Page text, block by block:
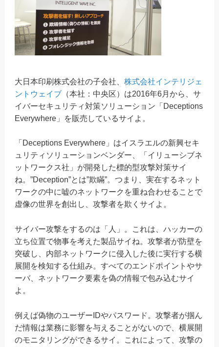
大日本印刷株式会社の子会社、 株式会社インテリジェ
ントウェイブ （本社：中央区）は2016年6月から、サ
イバーセキュリティ対策ソリューション「Deceptions
Everywhere」を販売しているサイよ。
「Deceptions Everywhere」はイスラエルの新興セキ
ュリティソリューションベンダー、「イリューシブネ
ットワークス社」が開発した標的型攻撃対策サイ
ね。”Deception”とは”欺瞞”。つまり、実在するネット
ワークの中に嘘のネットワークを重ね合わせることで
虚像の世界を創出し、攻撃者を欺くサイよ。
サイバー攻撃をするのは「人」。これは、ハッカーの
立ち位置で物事を考えた製品サイね。攻撃者が防壁を
突破し、内部ネットワークに侵入した後に実行する横
展開を検知する仕組み。すべてのエンドポイントやサ
ーバ、ネットワーク要素を偽の情報で包み込むサイ
よ。
例えば偽物のユーザーIDやパスワード。攻撃者が掴ん
だ情報は業務に影響を与えることがないので、横展開
のモニタリングができるサイ。これによって、攻撃の